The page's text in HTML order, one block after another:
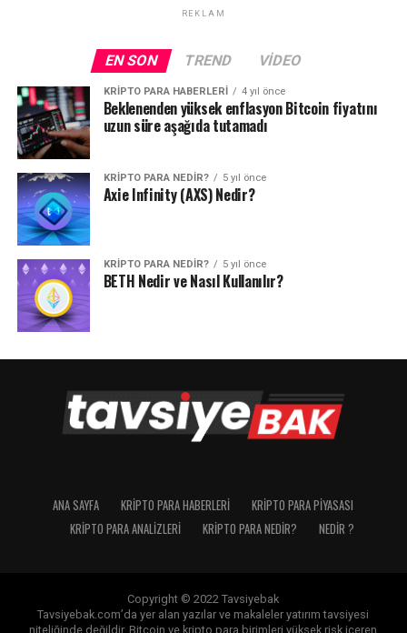
REKLAM
EN SON TREND VIDEO
KRIPTO PARA HABERLERI 4 yıl önce
Beklenenden yüksek enflasyon Bitcoin fiyatını
uzun süre aşağıda tutamadı
KRIPTO PARA NEDIR? 5 yıl önce
Axie Infinity (AXS) Nedir?
KRIPTO PARA NEDIR? 5 yıl önce
BETH Nedir ve Nasıl Kullanılır?
ANA SAYFA KRIPTO PARA HABERLERI
KRIPTO PARA PIYASASI
KRIPTO PARA ANALIZLERI
KRIPTO PARA NEDIR? NEDIR ?
Copyright © 2022 Tavsiyebak
Tavsiyebak.com’da yer alan yazılar ve makaleler yatırım tavsiyesi
niteliğinde değildir. Bitcoin ve kripto para birimleri yüksek risk içeren